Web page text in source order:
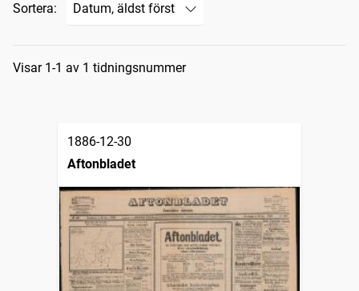
Sortera:
Sökresultat
Visar 1-1 av 1 tidningsnummer
1886-12-30
Aftonbladet